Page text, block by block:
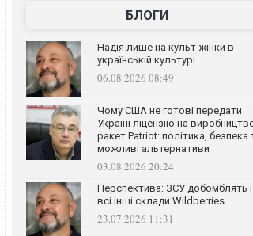
БЛОГИ
Надія лише на культ жінки в
українській культурі
06.08.2026 08:49
Чому США не готові передати
Україні ліцензію на
ракет Patriot: політика, безпека
можливі альтернативи
03.08.2026 20:24
Перспектива: ЗСУ добомблять і
всі інші склади Wildberries
23.07.2026 11:31